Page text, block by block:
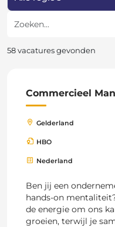
Zoeken
58 vacatures gevonden
Commercieel
Gelderland
HBO
Nederland
Ben jij een
hands-on
de energie om ons
groeien, terwijl je